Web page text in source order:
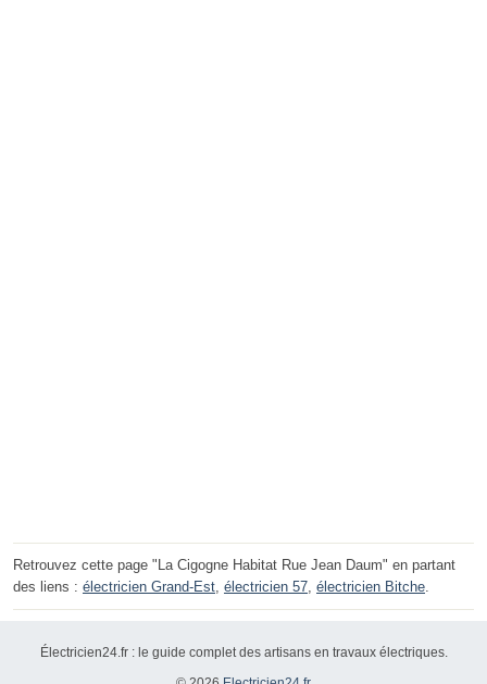
Retrouvez cette page "La Cigogne Habitat Rue Jean Daum" en partant
des liens : électricien Grand-Est, électricien 57, électricien Bitche.
Électricien24.fr : le guide complet des artisans en travaux électriques.